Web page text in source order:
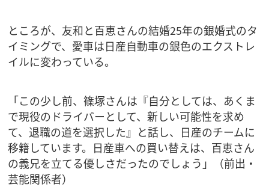
ところが、友和と百恵さんの結婚25年の銀婚式のタ
イミングで、愛車は日産自動車の銀色のエクストレ
イルに変わっている。
「この少し前、篠塚さんは『自分としては、あくま
で現役のドライバーとして、新しい可能性を求め
て、退職の道を選択した』と話し、日産のチームに
移籍しています。日産車への買い替えは、百恵さん
の義兄を立てる優しさだったのでしょう」（前出・
芸能関係者）